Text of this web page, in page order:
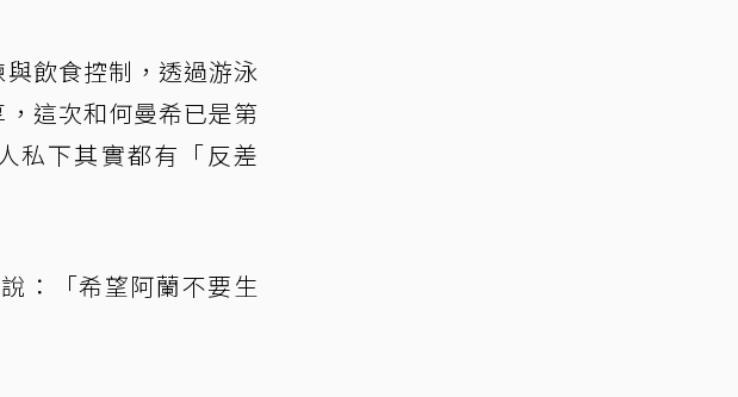
飲食控制，透過游泳
這次和何曼希已是第
私下其實都有「反差
：「希望阿蘭不要生